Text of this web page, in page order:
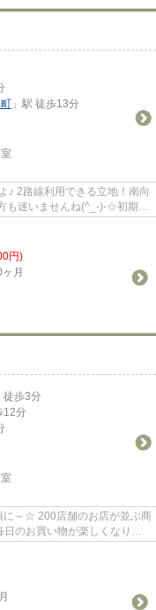
」駅 徒歩13分
♪ 2路線利用できる立地！南向
も迷いませんね(^_-)-☆初期費
円)
月
徒歩3分
12分
に～☆ 200店舗のお店が並ぶ商
のお買い物が楽しくなりそ